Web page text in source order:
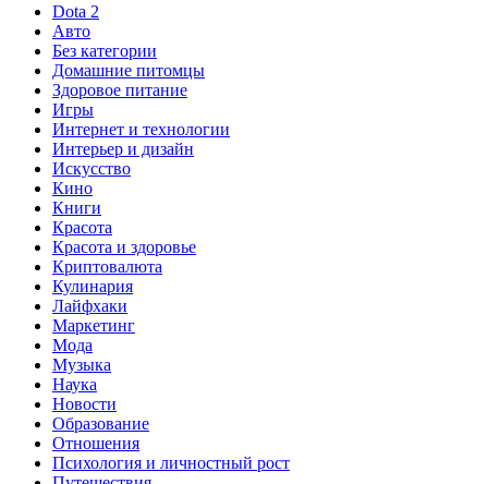
Dota 2
Авто
Без категории
Домашние питомцы
Здоровое питание
Игры
Интернет и технологии
Интерьер и дизайн
Искусство
Кино
Книги
Красота
Красота и здоровье
Криптовалюта
Кулинария
Лайфхаки
Маркетинг
Мода
Музыка
Наука
Новости
Образование
Отношения
Психология и личностный рост